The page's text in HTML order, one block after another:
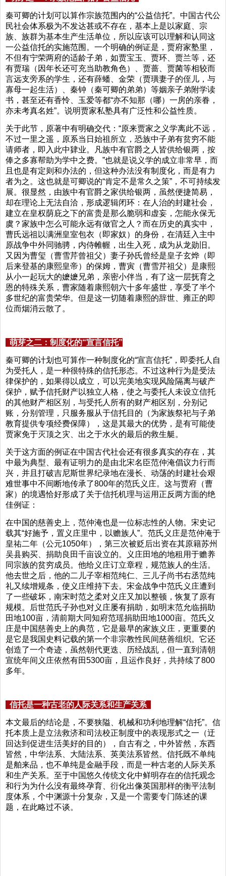
秦可卿的计划可以算作宗族范围内的“公益信托”。中国古代公
民社会体系极为不发达甚或不存在，基本上是以家庭、宗
族、族群为基本生产生活单位，所以应该可以理解和认同这
一公益信托的实施范围。一个明确的例证是，贾府家塾里，
不但有宁荣两府的适龄子弟，如贾宝玉、贾环、贾兰等，还
有贾瑞（因年长还可充当助教角色）、贾蔷、贾菌等相较而
言远支旁系的学生，还有薛蟠、金荣（贾璜妻子的侄儿，与
寡母一起生活）、秦钟（秦可卿的弟弟）等姻亲子弟附学读
书，甚至还有香怜、玉爱等都“亦不知那（哪）一房的亲眷，
亦未考真名姓”。说明贾家私塾具有广泛性和公益性质。
关于此节，原著中有明确交代：“原来贾家之义学离此不远，
不过一里之遥，原系当日始祖所立，恐族中子弟有贫穷不能
请师者，即入此中肄业。凡族中有官爵之人皆供给银两，按
俸之多寡帮助为学中之费。”也就是说义学的成立非常早，而
且也是有定则和办法的，但这种办法没有制度化，而是有力
者为之。这也就是可卿说的“肯定不是常久之策”，不可持续发
展。很显然，由族中有官爵之家供给银两，虽然便捷简易，
却在理论上无法自洽，形成逻辑闭环：在人治的封建社会，
建立在皇权荫庇之下的富贵是那么脆弱和虚妄，怎能永保无
虞？家族中怎么可能永远有做官之人？而在历史的真实中，
曹氏远祖以满洲皇室包衣（即家奴）的身份，在清廷入主中
原战争中外同驰骋，内侍帷幄，出生入死，成为从龙勋旧。
又因为曹玺（曹雪芹曾祖父）妻子孙氏曾经是皇子玄烨（即
后来登基的康熙皇帝）的保姆，曹寅（曹雪芹祖父）是康熙
从小一起玩大的嬷嬷兄弟，亲密小伴当，有了这一层抚育之
恩的特殊关系，曹家随着康熙朝六十多年盛世，享受了半个
多世纪的富贵荣华。但是这一切随着康熙的辞世、雍正的即
位而烟消云散了。
萌芽之二：制度化的“宣言信托”
秦可卿的计划也可算作一种制度化的“宣言信托”，即委托人自
为受托人，是一种很特殊的信托形态。不过这种行为是受法
律保护的，如果得以成立，可以完美地实现风险隔离与破产
保护，赋予信托财产以独立人格，使之与委托人未设立信托
的其他财产相区别，与受托人所有的财产相区别，分别记
账，分别管理，只服务服从于信托目的（为家族祭祀与子弟
教育提供专项经费保障），这是其最大的优势，是有可能使
贾家免于灭顶之灾、出之于水火的最后的救生艇。
关于这方面的例证在中国古代社会还有很多真实的存在，其
中最为典型、最有证明力的是由北宋名臣范仲淹倡议力行而
兴，并且打破吉尼斯世界纪录地在漫长、动荡的封建社会艰
难世事中不间断地传承了800年的范氏义庄。这与贾府（曹
家）的境遇恰好形成了关于信托机理与运用正反两方面的绝
佳例证：
在中国的慈善史上，范仲淹也是一位标志性的人物。宋史记
载其“好施予，置义庄里中，以赡族人”。范氏义庄是范仲淹于
皇祐二年（公元1050年），第三次被贬后出资在其原籍苏州
吴县购买、捐助良田千亩设立的。义庄田地的地租用于赡养
同宗族的贫穷成员。他给义庄订立章程，规范族人的生活。
他去世之后，他的二儿子宰相范纯仁、三儿子尚书右丞范纯
礼又续增规条，使义庄维持下去。宋金战争中范氏义庄遭到
了一些破坏，南宋时范之柔对义庄又加以整顿，恢复了原有
规模。后世范氏子孙也对义庄屡有捐助，如明末范允临捐助
田地100亩，清前期大同知府范瑶捐助田地1000亩。范氏义
庄是中国慈善史上的典范，它是最早的家族义庄，更重要的
是它是我国史料记载的第一个非宗教性民间慈善组织。它还
创造了一个奇迹，虽然朝代更迭、历经战乱，但一直到清朝
宣统年间义庄依然有田5300亩，且运作良好，共持续了800
多年。
信托是一种古老的人际关系和生产关系
本文最后的结论是，不要狭隘、机械和功利地理解“信托”。信
托本质上是立法救济和司法校正制度中的表现形式之一（迂
回达到促进生活美好的目的），自古有之，中外皆然，东西
皆然，中华法系、大陆法系、英美法系皆然。信托既不单纯
是舶来品，也不单纯是金融手段，而是一种古老的人际关系
和生产关系。至于中国悠久传统文化中鲜明存在的信托观念
和行为为什么没有最终孕育、衍化出像英国那样的衡平法制
度体系，个中渊源十分复杂，又是一个需要专门陈述的课
题，在此略过不谈。